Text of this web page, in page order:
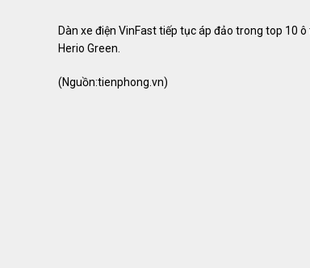
Dàn xe điện VinFast tiếp tục áp đảo trong top 10
Herio Green.
(Nguồn:tienphong.vn)